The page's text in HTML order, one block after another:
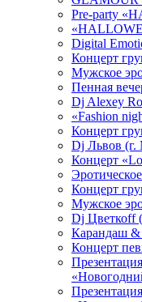
Pre-party
Digital
Концерт
Мужское
Пенная
Dj Alexey
«Fashion
Концерт
Dj Львов (г.
Концерт
Концерт
Мужское
Dj Цветкоff
Карандаш
Концерт